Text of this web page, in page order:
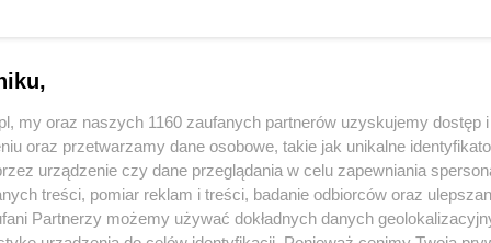
bez precedensu. Lars Koch, 31-letni major lotnictwa
powietrze zestrzelił samolot pasażerski typu
ponieśli wszyscy pasażerowie znajdujący się na
zestrzelił, został wcześniej porwany przez terrorystów.
my oraz naszych 1160 zaufanych partnerów uzyskujemy dostęp
oraz przetwarzamy dane osobowe, takie jak unikalne
urządzenie czy dane przeglądania w celu zapewniania
treści, pomiar reklam i treści, badanie odbiorców oraz
Partnerzy możemy używać dokładnych danych